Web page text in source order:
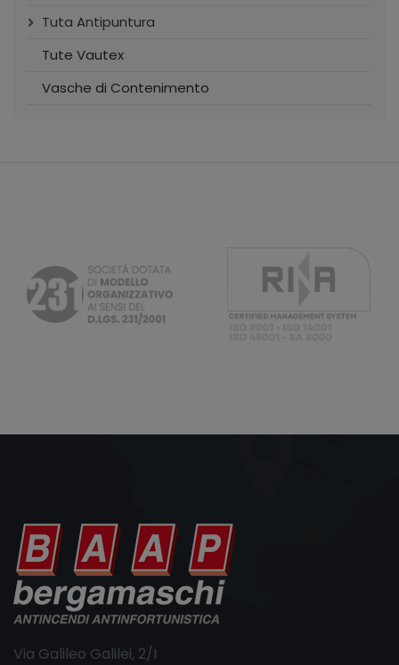
Tuta Antipuntura
Tute Vautex
Vasche di Contenimento
Via Galileo Galilei, 2/I